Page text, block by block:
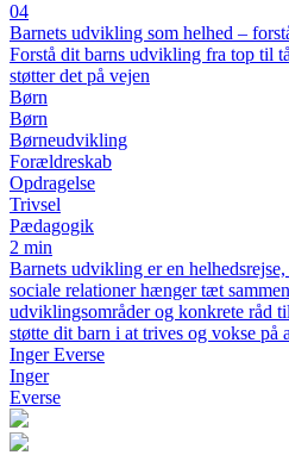
04
Barnets udvikling som helhed –
Forstå dit barns udvikling fra top til
støtter det på vejen
Børn
Børn
Børneudvikling
Forældreskab
Opdragelse
Trivsel
Pædagogik
2 min
Barnets udvikling er en
sociale relationer hænger tæt
udviklingsområder og konkrete råd
støtte dit barn i at trives og vokse på
Inger Everse
Inger
Everse